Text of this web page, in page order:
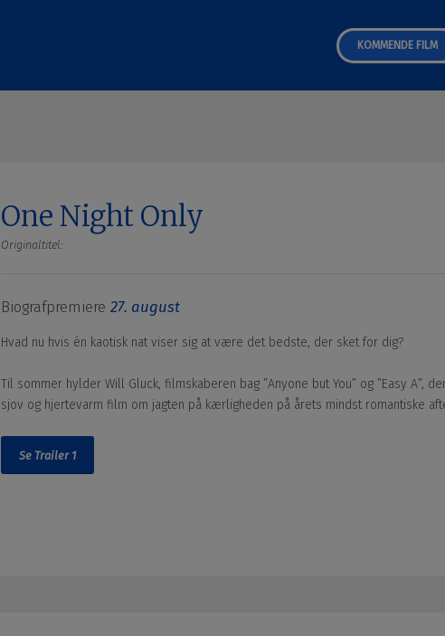
KOMMENDE FILM
One Night Only
Originaltitel:
Biografpremiere 27. august
Hvad nu hvis én kaotisk nat viser sig at være det bedste, der sket for dig?
Til sommer hylder Will Gluck, filmskaberen bag ”Anyone but You” og ”Easy A”,
sjov og hjertevarm film om jagten på kærligheden på årets mindst romantiske
Se Trailer 1